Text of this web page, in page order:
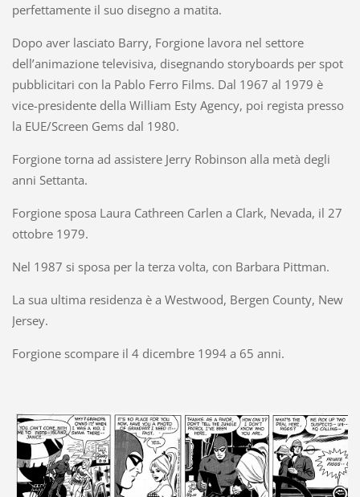
perfettamente il suo disegno a matita.
Dopo aver lasciato Barry, Forgione lavora nel settore
dell’animazione televisiva, disegnando storyboards per spot
pubblicitari con la Pablo Ferro Films. Dal 1967 al 1979 è
vice-presidente della William Esty Agency, poi regista presso
la EUE/Screen Gems dal 1980.
Forgione torna ad assistere Jerry Robinson alla metà degli
anni Settanta.
Forgione sposa Laura Cathreen Carlen a Clark, Nevada, il 27
ottobre 1979.
Nel 1987 si sposa per la terza volta, con Barbara Pittman.
La sua ultima residenza è a Westwood, Bergen County, New
Jersey.
Forgione scompare il 4 dicembre 1994 a 65 anni.